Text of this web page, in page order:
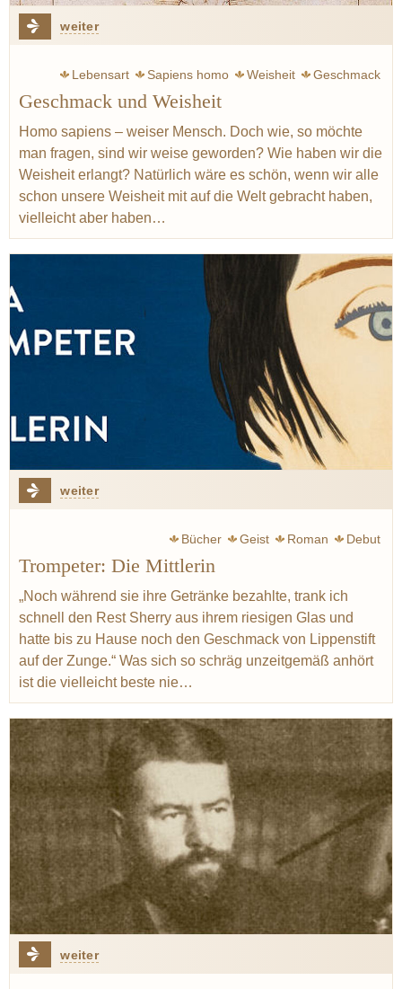
weiter
Lebensart Sapiens homo Weisheit
Geschmack
Geschmack und Weisheit
Homo sapiens – weiser Mensch. Doch wie, so möchte
man fragen, sind wir weise geworden? Wie haben wir die
Weisheit erlangt? Natürlich wäre es schön, wenn wir alle
schon unsere Weisheit mit auf die Welt gebracht haben,
vielleicht aber haben…
weiter
Bücher Geist Roman Debut
Trompeter: Die Mittlerin
„Noch während sie ihre Getränke bezahlte, trank ich
schnell den Rest Sherry aus ihrem riesigen Glas und
hatte bis zu Hause noch den Geschmack von Lippenstift
auf der Zunge.“ Was sich so schräg unzeitgemäß anhört
ist die vielleicht beste nie…
weiter